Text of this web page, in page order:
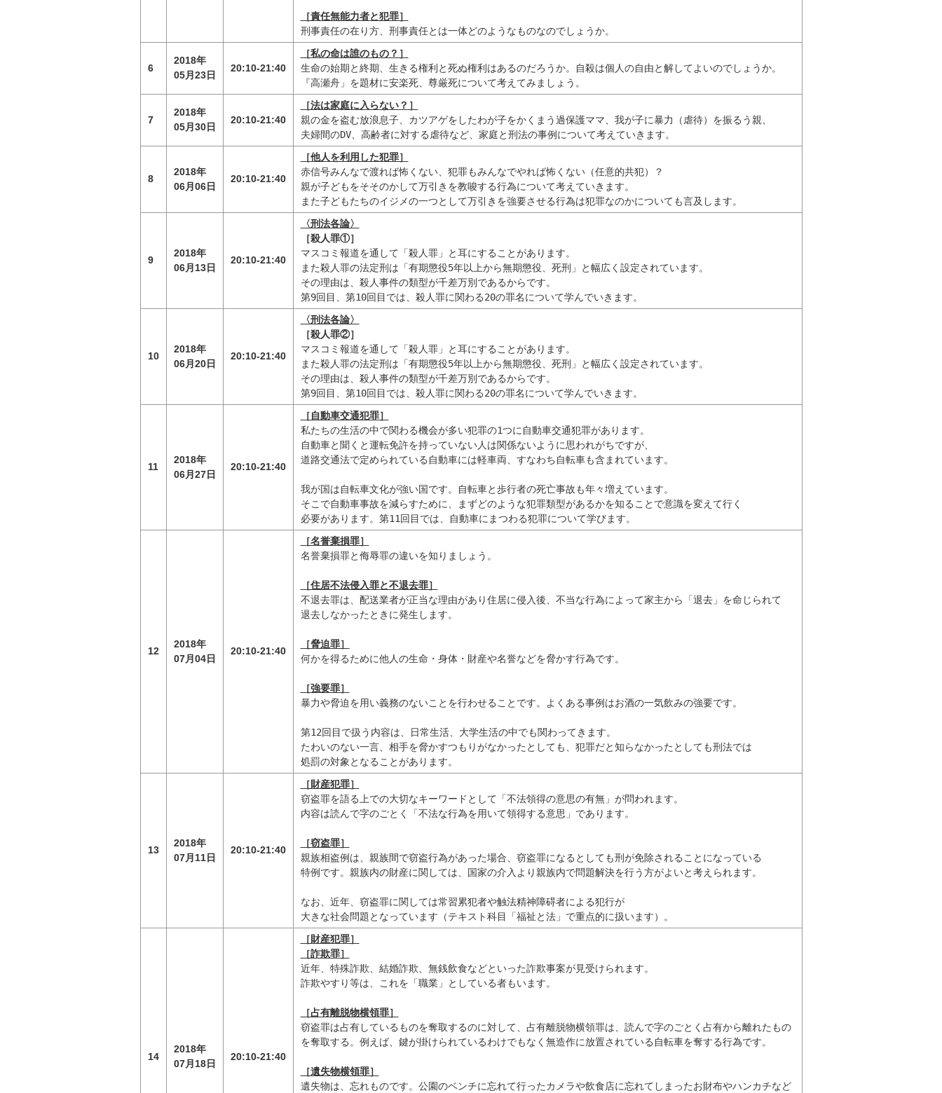
［責任無能力者と犯罪］
刑事責任の在り方、刑事責任とは一体どのようなものなのでしょうか。
6
2018年
05月23日
20:10-21:40
［私の命は誰のもの？］
生命の始期と終期、生きる権利と死ぬ権利はあるのだろうか。自殺は個人の自由と解してよいのでしょうか。
『高瀬舟」を題材に安楽死、尊厳死について考えてみましょう。
7
2018年
05月30日
20:10-21:40
［法は家庭に入らない？］
親の金を盗む放浪息子、カツアゲをしたわが子をかくまう過保護ママ、我が子に暴力（虐待）を振るう親、
夫婦間のDV、高齢者に対する虐待など、家庭と刑法の事例について考えていきます。
8
2018年
06月06日
20:10-21:40
［他人を利用した犯罪］
赤信号みんなで渡れば怖くない、犯罪もみんなでやれば怖くない（任意的共犯）？
親が子どもをそそのかして万引きを教唆する行為について考えていきます。
また子どもたちのイジメの一つとして万引きを強要させる行為は犯罪なのかについても言及します。
9
2018年
06月13日
20:10-21:40
〈刑法各論〉
［殺人罪①］
マスコミ報道を通して「殺人罪」と耳にすることがあります。
また殺人罪の法定刑は「有期懲役5年以上から無期懲役、死刑」と幅広く設定されています。
その理由は、殺人事件の類型が千差万別であるからです。
第9回目、第10回目では、殺人罪に関わる20の罪名について学んでいきます。
10
2018年
06月20日
20:10-21:40
〈刑法各論〉
［殺人罪②］
マスコミ報道を通して「殺人罪」と耳にすることがあります。
また殺人罪の法定刑は「有期懲役5年以上から無期懲役、死刑」と幅広く設定されています。
その理由は、殺人事件の類型が千差万別であるからです。
第9回目、第10回目では、殺人罪に関わる20の罪名について学んでいきます。
11
2018年
06月27日
20:10-21:40
［自動車交通犯罪］
私たちの生活の中で関わる機会が多い犯罪の1つに自動車交通犯罪があります。
自動車と聞くと運転免許を持っていない人は関係ないように思われがちですが、
道路交通法で定められている自動車には軽車両、すなわち自転車も含まれています。
我が国は自転車文化が強い国です。自転車と歩行者の死亡事故も年々増えています。
そこで自動車事故を減らすために、まずどのような犯罪類型があるかを知ることで意識を変えて行く
必要があります。第11回目では、自動車にまつわる犯罪について学びます。
12
2018年
07月04日
20:10-21:40
［名誉棄損罪］
名誉棄損罪と侮辱罪の違いを知りましょう。
［住居不法侵入罪と不退去罪］
不退去罪は、配送業者が正当な理由があり住居に侵入後、不当な行為によって家主から「退去」を命じられて
退去しなかったときに発生します。
［脅迫罪］
何かを得るために他人の生命・身体・財産や名誉などを脅かす行為です。
［強要罪］
暴力や脅迫を用い義務のないことを行わせることです。よくある事例はお酒の一気飲みの強要です。
第12回目で扱う内容は、日常生活、大学生活の中でも関わってきます。
たわいのない一言、相手を脅かすつもりがなかったとしても、犯罪だと知らなかったとしても刑法では
処罰の対象となることがあります。
13
2018年
07月11日
20:10-21:40
［財産犯罪］
窃盗罪を語る上での大切なキーワードとして「不法領得の意思の有無」が問われます。
内容は読んで字のごとく「不法な行為を用いて領得する意思」であります。
［窃盗罪］
親族相盗例は、親族間で窃盗行為があった場合、窃盗罪になるとしても刑が免除されることになっている
特例です。親族内の財産に関しては、国家の介入より親族内で問題解決を行う方がよいと考えられます。
なお、近年、窃盗罪に関しては常習累犯者や触法精神障碍者による犯行が
大きな社会問題となっています（テキスト科目「福祉と法」で重点的に扱います）。
14
2018年
07月18日
20:10-21:40
［財産犯罪］
［詐欺罪］
近年、特殊詐欺、結婚詐欺、無銭飲食などといった詐欺事案が見受けられます。
詐欺やすり等は、これを「職業」としている者もいます。
［占有離脱物横領罪］
窃盗罪は占有しているものを奪取するのに対して、占有離脱物横領罪は、読んで字のごとく占有から離れたもの
を奪取する。例えば、鍵が掛けられているわけでもなく無造作に放置されている自転車を奪する行為です。
［遺失物横領罪］
遺失物は、忘れものです。公園のベンチに忘れて行ったカメラや飲食店に忘れてしまったお財布やハンカチなど